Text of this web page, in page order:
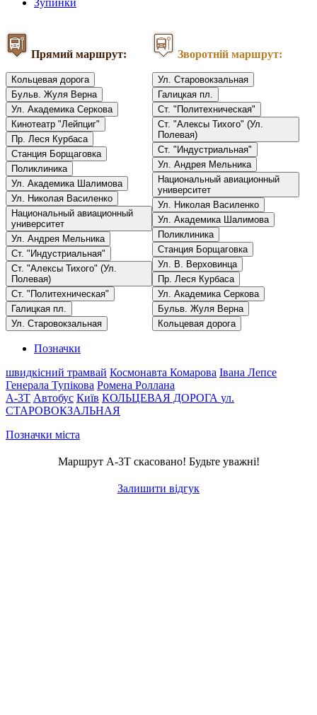
Зупинки
Прямий маршрут:
Кольцевая дорога
Бульв. Жуля Верна
Ул. Академика Серкова
Кинотеатр "Лейпциг"
Пр. Леся Курбаса
Станция Борщаговка
Поликлиника
Ул. Академика Шалимова
Ул. Николая Василенко
Национальный авиационный
университет
Ул. Андрея Мельника
Ст. "Индустриальная"
Ст. "Алексы Тихого" (Ул.
Полевая)
Ст. "Политехническая"
Галицкая пл.
Ул. Старовокзальная
Зворотній маршрут:
Ул. Старовокзальная
Галицкая пл.
Ст. "Политехническая"
Ст. "Алексы Тихого" (Ул.
Полевая)
Ст. "Индустриальная"
Ул. Андрея Мельника
Национальный авиационный
университет
Ул. Николая Василенко
Ул. Академика Шалимова
Поликлиника
Станция Борщаговка
Ул. В. Верховинца
Пр. Леся Курбаса
Ул. Академика Серкова
Бульв. Жуля Верна
Кольцевая дорога
Позначки
швидкісний трамвай Космонавта Комарова Івана Лепсе
Генерала Тупікова Ромена Роллана
A-3Т Автобус Київ КОЛЬЦЕВАЯ ДОРОГА ул.
СТАРОВОКЗАЛЬНАЯ
Позначки міста
Маршрут A-3Т скасовано! Будьте уважні!
Залишити відгук